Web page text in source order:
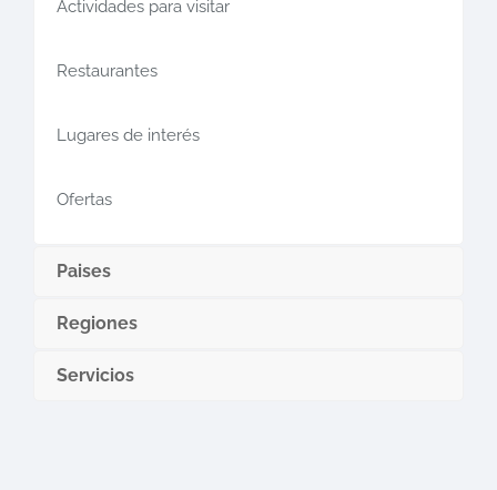
Actividades para visitar
Restaurantes
Lugares de interés
Ofertas
Paises
Regiones
Servicios